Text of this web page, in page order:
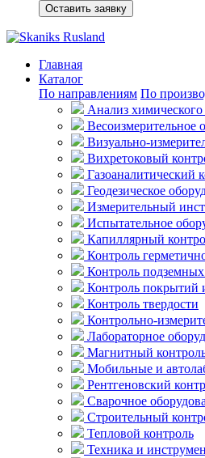
Оставить заявку
Главная
Каталог
По направлениям По
Анализ химического
Весоизмерительное
Визуально-
Вихретоковый
Газоаналитический
Геодезическое
Измерительный
Испытательное
Капиллярный
Контроль
Контроль
Контроль покрытий
Контроль твердости
Контрольно-
Лабораторное
Магнитный
Мобильные и
Рентгеновский
Сварочное
Строительный
Тепловой контроль
Техника и